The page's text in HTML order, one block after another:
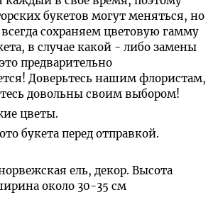
букетов могут меняться, но
сохраняем цветовую гамму
в случае какой - либо замены
предварительно
Доверьтесь нашим флористам,
довольны своим выбором!
цветы.
букета перед отправкой.
ель, декор. Высота
около 30-35 см